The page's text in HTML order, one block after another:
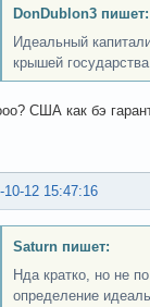
DonDublon3 пишет:
Идеальный
крышей
США как бэ
10-12 15:47:16
Saturn пишет:
Нда кратко, но не
определение